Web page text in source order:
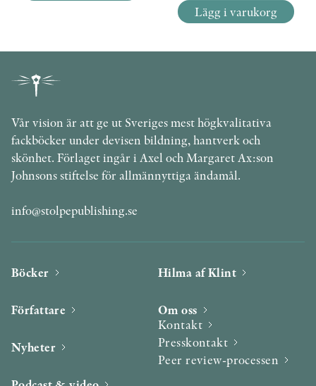
Lägg i varukorg
Vår vision är att ge ut Sveriges mest högkvalitativa
fackböcker under devisen bildning, hantverk och
skönhet. Förlaget ingår i Axel och Margaret Ax:son
Johnsons stiftelse för allmännyttiga ändamål.
info@stolpepublishing.se
Böcker
Författare
Nyheter
Hilma af Klint
Om oss
Kontakt
Presskontakt
Peer review-processen